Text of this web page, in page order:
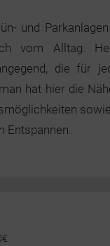
und
vom Alltag.
die für
hat hier die
Entspannen.
€